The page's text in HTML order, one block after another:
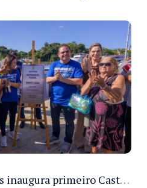
Governo do Amazonas inaugura primeiro Castramóvel Fluvial para atendimento veterinário às comunidades ribeirinhas e castração gratuita